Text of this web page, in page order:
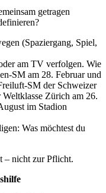
getragen
(Spaziergang, Spiel,
am TV verfolgen. Wie
SM am 28. Februar und
SM der Schweizer
Zürich am 26.
im Stadion
Was möchtest du
– nicht zur Pflicht.